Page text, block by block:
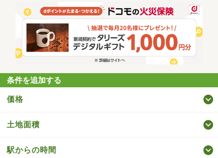
条件を追加する
価格
土地面積
駅からの時間